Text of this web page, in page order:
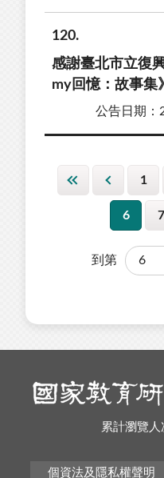
120
感謝臺北市立復
my回憶：故事集
公告日期
1
6 7
到第
累計瀏覽人
個資法及隱私權聲明